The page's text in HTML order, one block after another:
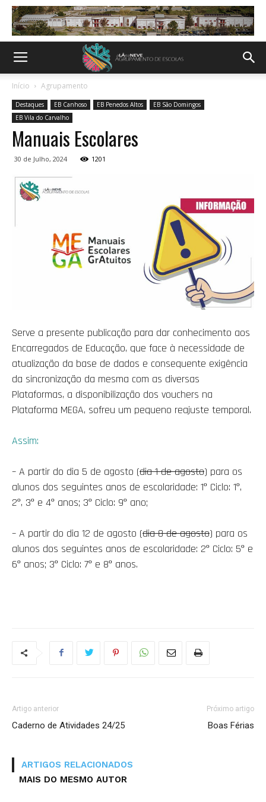
Início Agrupamento
Destaques EB Canhoso EB Penedos Altos
EB São Domingos
EB Vila do Carvalho
Manuais Escolares
30 de Julho, 2024 1201
Serve a presente publicação para dar conhecimento aos
Encarregados de Educação, que face à necessidade de
atualização da base de dados e consequente exigência
da sincronização da mesma com as diversas
Plataformas, a disponibilização dos vouchers na
Plataforma MEGA, sofreu um pequeno reajuste temporal.
Assim:
– A partir do dia 5 de agosto (dia 1 de agosto) para os
alunos dos seguintes anos de escolaridade: 1º Ciclo: 1º,
2º, 3º e 4º anos; 3º Ciclo: 9º ano;
– A partir do dia 12 de agosto (dia 8 de agosto) para os
alunos dos seguintes anos de escolaridade: 2º Ciclo: 5º e
6º anos; 3º Ciclo: 7º e 8º anos.
Artigo anterior
Caderno de Atividades 24/25
Próximo artigo
Boas Férias
ARTIGOS RELACIONADOS
MAIS DO MESMO AUTOR